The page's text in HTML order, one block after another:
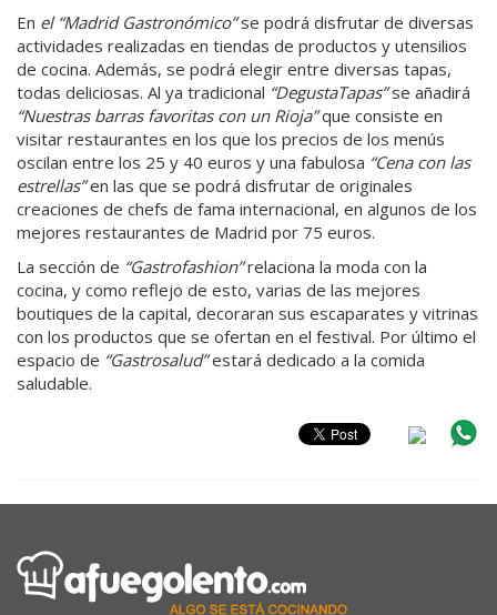
En el “Madrid Gastronómico”se podrá disfrutar de diversas
actividades realizadas en tiendas de productos y utensilios
de cocina. Además, se podrá elegir entre diversas tapas,
todas deliciosas. Al ya tradicional “DegustaTapas”se añadirá
“Nuestras barras favoritas con un Rioja”que consiste en
visitar restaurantes en los que los precios de los menús
oscilan entre los 25 y 40 euros y una fabulosa “Cena con las
estrellas”en las que se podrá disfrutar de originales
creaciones de chefs de fama internacional, en algunos de los
mejores restaurantes de Madrid por 75 euros.
La sección de “Gastrofashion”relaciona la moda con la
cocina, y como reflejo de esto, varias de las mejores
boutiques de la capital, decoraran sus escaparates y vitrinas
con los productos que se ofertan en el festival. Por último el
espacio de “Gastrosalud”estará dedicado a la comida
saludable.